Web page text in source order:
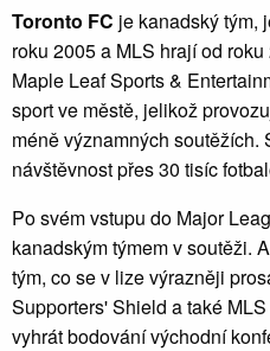
Toronto FC je kanadský tým,
roku 2005 a MLS hrají od
Maple Leaf Sports &
sport ve městě, jelikož
méně významných
návštěvnost přes 30 tisíc
Po svém vstupu do Major
kanadským týmem v soutěži.
tým, co se v lize výrazněji
Supporters' Shield a také
vyhrát bodování východní